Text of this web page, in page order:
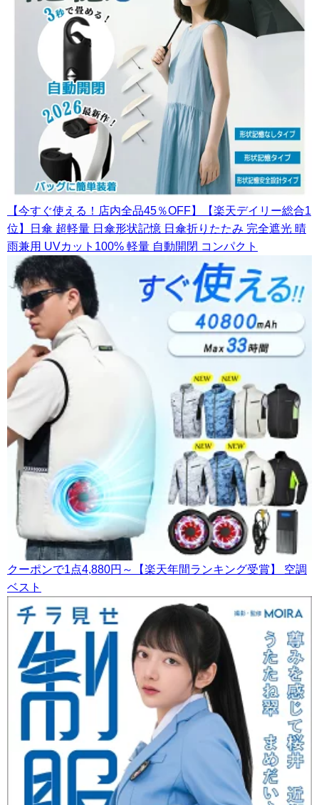
【今すぐ使える！店内全品45％OFF】【楽天デイリー総合1
位】日傘 超軽量 日傘形状記憶 日傘折りたたみ 完全遮光 晴
雨兼用 UVカット100% 軽量 自動開閉 コンパクト
クーポンで1点4,880円～【楽天年間ランキング受賞】 空調
ベスト